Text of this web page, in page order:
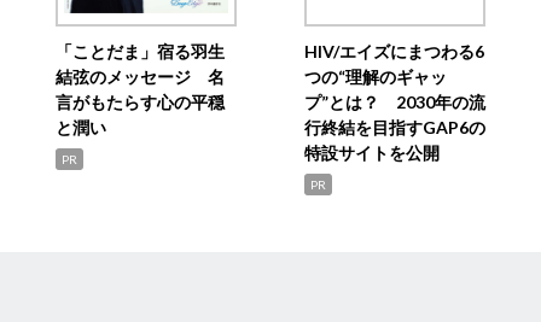
「ことだま」宿る羽生
結弦のメッセージ 名
言がもたらす心の平穏
と潤い
PR
HIV/エイズにまつわる6
つの“理解のギャッ
プ”とは？ 2030年の流
行終結を目指すGAP6の
特設サイトを公開
PR